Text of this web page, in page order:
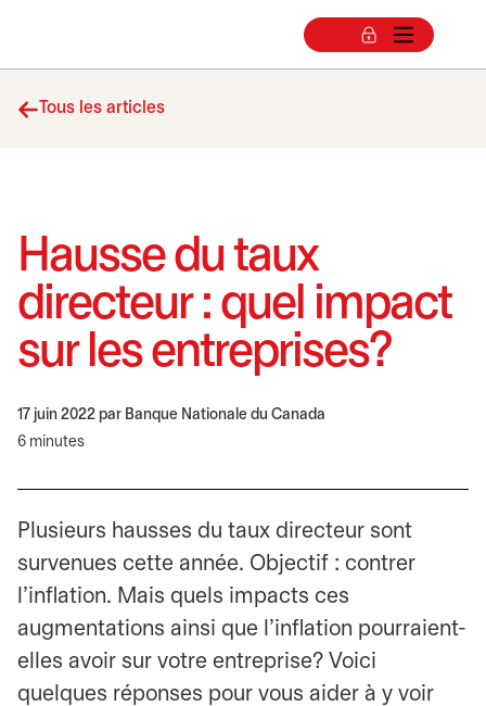
Tous les articles
Hausse du taux
directeur : quel impact
sur les entreprises?
17 juin 2022 par Banque Nationale du Canada
6 minutes
Plusieurs hausses du taux directeur sont
survenues cette année. Objectif : contrer
l’inflation. Mais quels impacts ces
augmentations ainsi que l’inflation pourraient-
elles avoir sur votre entreprise? Voici
quelques réponses pour vous aider à y voir